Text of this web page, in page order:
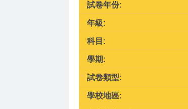
試卷年份:
年級:
科目:
學期:
試卷類型:
學校地區: